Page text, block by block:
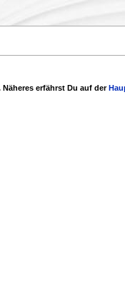
erfährst Du auf der